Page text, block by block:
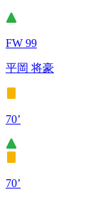
FW 99
平岡 将豪
70’
70’